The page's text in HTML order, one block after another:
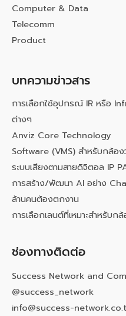
Computer & Data
Telecomm
Product
บทความข่าวสาร
การเลือกใช้อุปกรณ์ IR หรือ
ต่างๆ
Anviz Core Technology
Software (VMS) สำหรับกล้อ
ระบบเสียงตามสายดิจิตอล IP
การสร้าง/พัฒนา AI อย่าง
ล้านคนต้องตกงาน
การเลือกเลนต์ที่เหมาะสำหรับก
ช่องทางติดต่อ
Success Network and
@success_network
info@success-